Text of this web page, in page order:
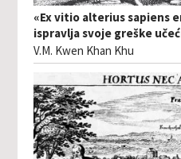
«Ex vitio alterius sapiens
ispravlja svoje greške
V.M. Kwen Khan Khu